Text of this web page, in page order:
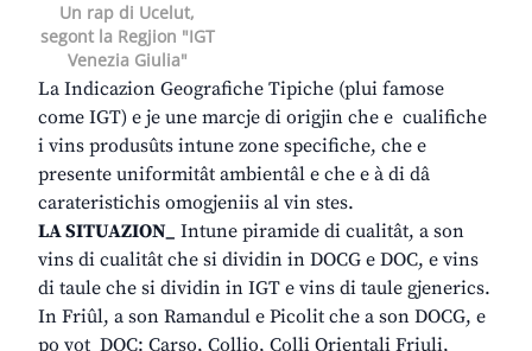
Un rap di Ucelut,
segont la Regjion "IGT
Venezia Giulia"
La Indicazion Geografiche Tipiche (plui famose
come IGT) e je une marcje di origjin che e cualifiche
i vins produsûts intune zone specifiche, che e
presente uniformitât ambientâl e che e à di dâ
carateristichis omogjeniis al vin stes.
LA SITUAZION_ Intune piramide di cualitât, a son
vins di cualitât che si dividin in DOCG e DOC, e vins
di taule che si dividin in IGT e vins di taule gjenerics.
In Friûl, a son Ramandul e Picolit che a son DOCG, e
po vot DOC: Carso, Collio, Colli Orientali Friuli,